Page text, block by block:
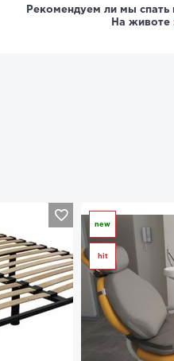
Рекомендуем ли мы спать
На животе
new
hit